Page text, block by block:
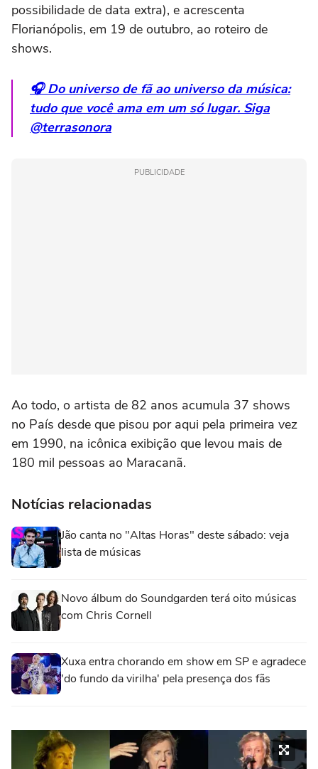
possibilidade de data extra), e acrescenta
Florianópolis, em 19 de outubro, ao roteiro de
shows.
🎧 Do universo de fã ao universo da música:
tudo que você ama em um só lugar. Siga
@terrasonora
PUBLICIDADE
Ao todo, o artista de 82 anos acumula 37 shows
no País desde que pisou por aqui pela primeira vez
em 1990, na icônica exibição que levou mais de
180 mil pessoas ao Maracanã.
Notícias relacionadas
Jão canta no "Altas Horas" deste sábado: veja
lista de músicas
Novo álbum do Soundgarden terá oito músicas
com Chris Cornell
Xuxa entra chorando em show em SP e agradece
'do fundo da virilha' pela presença dos fãs